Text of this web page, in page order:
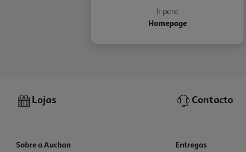
Ir para
Homepage
Lojas Contacto
Sobre a Auchan Entregas